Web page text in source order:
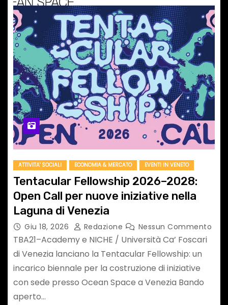
ATTIVITA' SOCIALI ECONOMIA & MERCATO EVENTI IN VENETO
Tentacular Fellowship 2026–2028:
Open Call per nuove iniziative nella
Laguna di Venezia
Giu 18, 2026 Redazione Nessun Commento
TBA21–Academy e NICHE / Università Ca’ Foscari
di Venezia lanciano la Tentacular Fellowship: un
incarico biennale per la costruzione di iniziative
con sede presso Ocean Space a Venezia Bando
aperto…